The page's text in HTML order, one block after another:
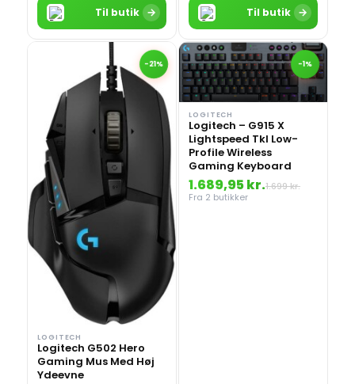
Til butik → Til butik →
-21%
LOGITECH
Logitech G502 Hero
Gaming Mus Med Høj
Ydeevne
-1%
LOGITECH
Logitech – G915 X
Lightspeed Tkl Low-
Profile Wireless
Gaming Keyboard
1.689,95 kr.1.699 kr.
Fra 2 butikker